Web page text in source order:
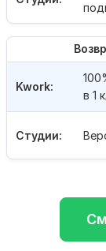
Студии:
Kwork:
в 1